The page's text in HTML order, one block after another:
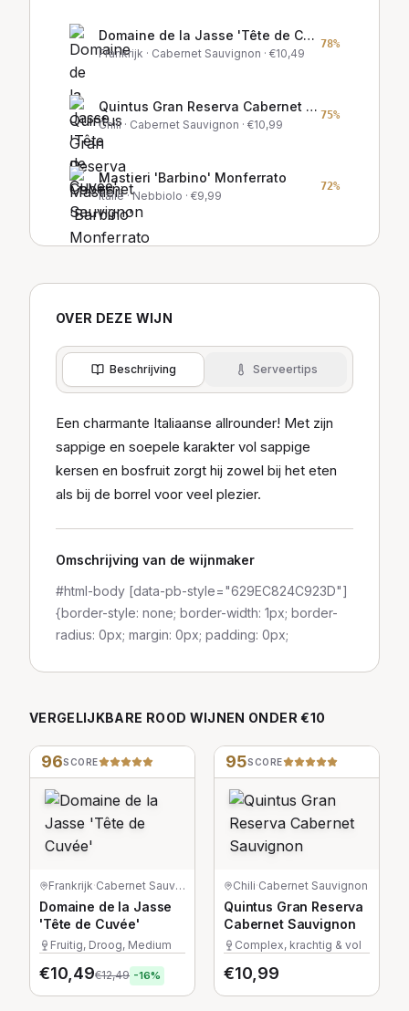
Domaine de la Jasse 'Tête de Cuvée'
Frankrijk · Cabernet Sauvignon · €10,49
78%
Quintus Gran Reserva Cabernet Sauvignon
Chili · Cabernet Sauvignon · €10,99
75%
Mastieri 'Barbino' Monferrato
Italië· Nebbiolo · €9,99
72%
OVER DEZE WIJN
Beschrijving Serveertips
Een charmante Italiaanse allrounder! Met zijn
sappige en soepele karakter vol sappige
kersen en bosfruit zorgt hij zowel bij het eten
als bij de borrel voor veel plezier.
Omschrijving van de wijnmaker
#html-body [data-pb-style="629EC824C923D"]
{border-style: none; border-width: 1px; border-
radius: 0px; margin: 0px; padding: 0px;
VERGELIJKBARE ROOD WIJNEN ONDER €10
96SCORE
Frankrijk· Cabernet Sauvignon
Domaine de la Jasse
'Tête de Cuvée'
Fruitig, Droog, Medium
€10,49€12,49 -16%
95SCORE
Chili·Cabernet Sauvignon
Quintus Gran Reserva
Cabernet Sauvignon
Complex, krachtig & vol
€10,99